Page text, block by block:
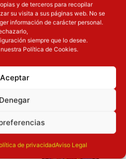
y de terceros para recopilar
su visita a sus páginas web. No se
información de carácter personal.
siempre que lo desee.
Política de Cookies.
Aceptar
Denegar
de privacidadAviso Legal
Nuevo
15
QUE TE
PUEDEN INTERESAR